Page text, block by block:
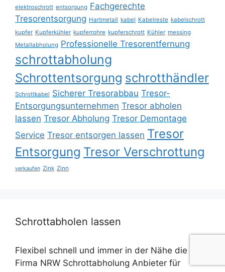
elektroschrott entsorgung Fachgerechte
Tresorentsorgung Hartmetall kabel Kabelreste kabelschrott
kupfer Kupferkühler kupferrohre kupferschrott Kühler messing
Metallabholung Professionelle Tresorentfernung
schrottabholung
Schrottentsorgung schrotthändler
Schrottkabel Sicherer Tresorabbau Tresor-
Entsorgungsunternehmen Tresor abholen
lassen Tresor Abholung Tresor Demontage
Service Tresor entsorgen lassen Tresor
Entsorgung Tresor Verschrottung
verkaufen Zink Zinn
Schrottabholen lassen
Flexibel schnell und immer in der Nähe die
Firma NRW Schrottabholung Anbieter für